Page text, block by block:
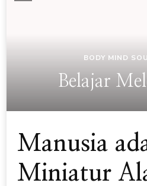
BODY MIND
Belajar
Manusia
Miniatur